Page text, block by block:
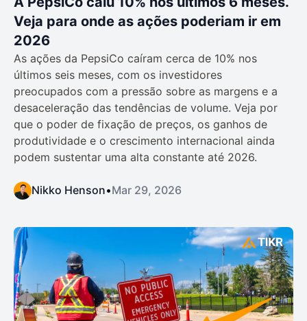
Veja para onde as ações poderiam ir em
2026
As ações da PepsiCo caíram cerca de 10% nos
últimos seis meses, com os investidores
preocupados com a pressão sobre as margens e a
desaceleração das tendências de volume. Veja por
que o poder de fixação de preços, os ganhos de
produtividade e o crescimento internacional ainda
podem sustentar uma alta constante até 2026.
Nikko Henson•Mar 29, 2026